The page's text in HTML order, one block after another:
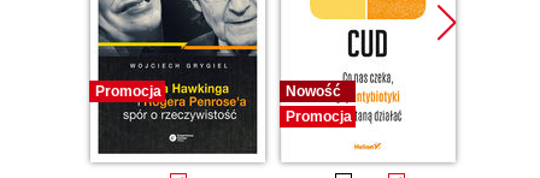
Promocja
Nowość
Promocja